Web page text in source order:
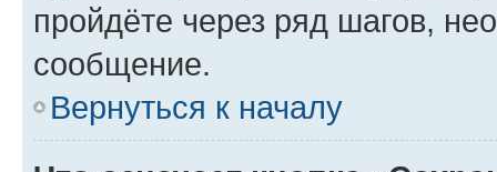
пройдёте через ряд шагов,
сообщение.
Вернуться к началу